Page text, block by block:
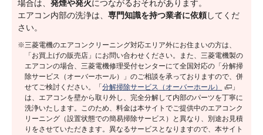
場合は、 発煙や発火につながるおそれがあります。
エアコン内部の洗浄は、 専門知識を持つ業者に依頼してくだ
さい。
※三菱電機のエアコンクリーニング対応エリア外にお住まいの方は、
「お買上げの販売店」にお問い合わせください。また、三菱電機製の
エアコンの場合、三菱電機修理受付センターにて全国対応の「分解掃
除サービス（オーバーホール）」のご相談を承っておりますので、併
せてご検討ください。「分解掃除サービス（オーバーホール）
」
は、エアコンを壁から取り外し、完全分解して内部のパーツを丁寧に
洗浄いたします。このため、料金は本サイトでご提供中のエアコンク
リーニング（設置状態での簡易掃除サービス）と異なり、別途お見積
りをさせていただきます。異なるサービスとなりますので、本サイト